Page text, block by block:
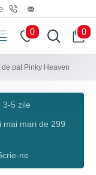
0 0
de pat Pinky Heaven
3-5 zile
mai mari de 299
ne